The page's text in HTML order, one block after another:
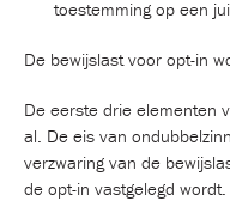
toestemming op een
De bewijslast voor opt-in
De eerste drie elementen
al. De eis van
verzwaring van de
de opt-in vastgelegd wordt.